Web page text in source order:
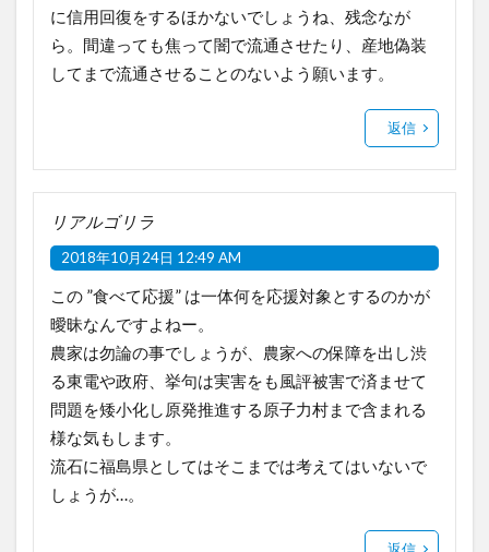
に信用回復をするほかないでしょうね、残念なが
ら。間違っても焦って闇で流通させたり、産地偽装
してまで流通させることのないよう願います。
返信
リアルゴリラ
2018年10月24日 12:49 AM
この ”食べて応援” は一体何を応援対象とするのかが
曖昧なんですよねー。
農家は勿論の事でしょうが、農家への保障を出し渋
る東電や政府、挙句は実害をも風評被害で済ませて
問題を矮小化し原発推進する原子力村まで含まれる
様な気もします。
流石に福島県としてはそこまでは考えてはいないで
しょうが…。